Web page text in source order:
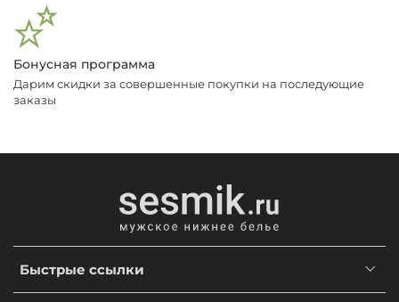
Бонусная программа
Дарим скидки за совершенные покупки на последующие
заказы
Быстрые ссылки